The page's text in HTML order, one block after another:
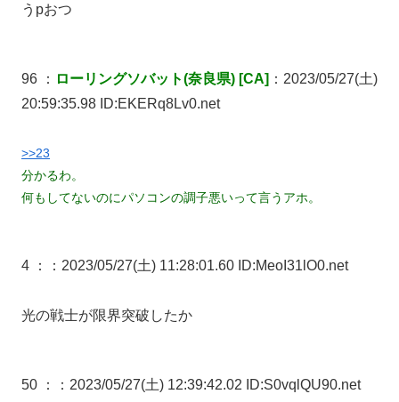
うpおつ
96 ： ローリングソバット(奈良県) [CA] ：2023/05/27(土)
20:59:35.98 ID:EKERq8Lv0.net
>>23
分かるわ。
何もしてないのにパソコンの調子悪いって言うアホ。
4 ： ：2023/05/27(土) 11:28:01.60 ID:MeoI31lO0.net
光の戦士が限界突破したか
50 ： ：2023/05/27(土) 12:39:42.02 ID:S0vqlQU90.net